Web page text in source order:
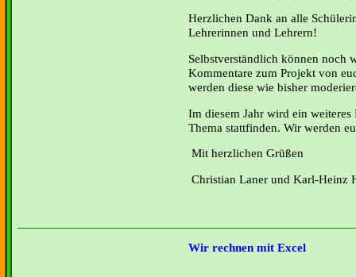
Herzlichen Dank an alle
Lehrerinnen und Lehrern!
Selbstverständlich können noch
Kommentare zum Projekt von
werden diese wie bisher
Im diesem Jahr wird ein
Thema stattfinden. Wir werden
Mit herzlichen Grüßen
Christian Laner und Karl-Heinz
Wir rechnen mit Excel